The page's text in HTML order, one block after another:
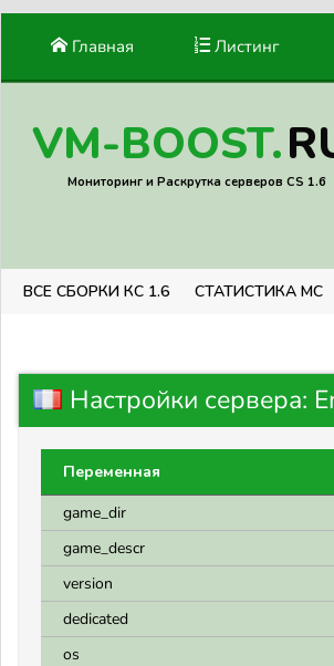
Главная Листинг
VM-BOOST.
Мониторинг и Раскрутка серверов CS 1.6
ВСЕ СБОРКИ КС 1.6 СТАТИСТИКА МС
Настройки сервера:
Переменная
game_dir
game_descr
version
dedicated
os